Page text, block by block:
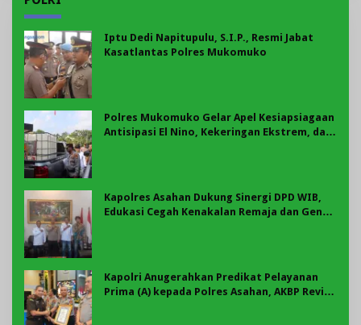
Iptu Dedi Napitupulu, S.I.P., Resmi Jabat
Kasatlantas Polres Mukomuko
Polres Mukomuko Gelar Apel Kesiapsiagaan
Antisipasi El Nino, Kekeringan Ekstrem, dan
Kapolres Asahan Dukung Sinergi DPD WIB,
Edukasi Cegah Kenakalan Remaja dan Geng
Kapolri Anugerahkan Predikat Pelayanan
Prima (A) kepada Polres Asahan, AKBP Revi